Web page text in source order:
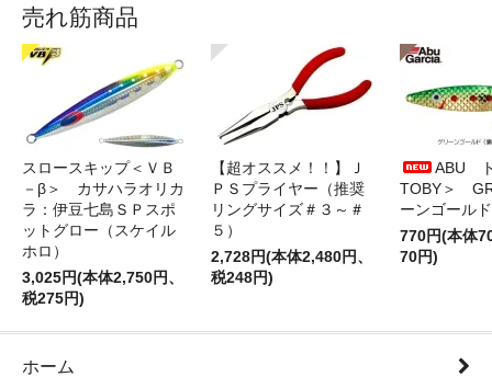
売れ筋商品
スロースキップ＜ＶＢ
－β＞ カサハラオリカ
ラ：伊豆七島ＳＰスポ
ットグロー（スケイル
ホロ）
3,025円(本体2,750円、
税275円)
【超オススメ！！】Ｊ
ＰＳプライヤー（推奨
リングサイズ＃３～＃
５）
2,728円(本体2,480円、
税248円)
ABU
TOBY＞
ーンゴールド
770円(本体
70円)
ホーム